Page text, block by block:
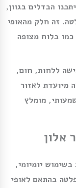
הבדלים בגוון,
זה חלק מהאופי
בלוח מצופה
ללחות, חום,
מיועדת לאזור
מומלץ
אלון
יומיומי,
בהתאם לאופי